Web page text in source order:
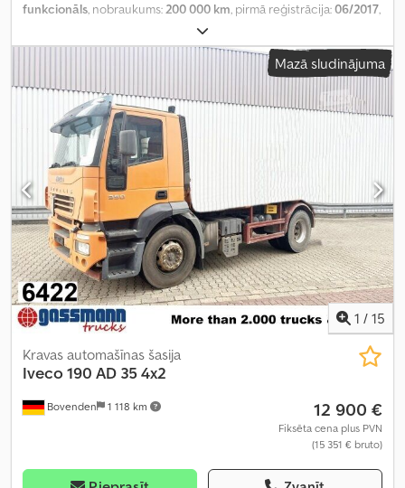
funkcionāls, nobraukums:200 000 km, pirmā reģistrācija:06/2017,
, kopējais svars:
konfigurācija:6x2, riteņu bāze:5 100 mm, degviela:dīzeļdegviela,
, pārnesuma veids:
automātisks
, emisijas klase:
tērauds-
, sēdvietu skaits:2, Aprīkojums:AdBlue, centrālā atslēga,
diferenciāļa bloķētājs, elektriskais logu regulators, elektriski
regulējams spogulis, gaisa kondicionēšana, kruīza kontrole,
stūres pastiprinātājs, vilces kontroles sistēma
Mazā sludinājuma
1 / 15
Bovenden 1 118 km
Kravas automašīnas šasija
Iveco190 AD 35 4x2
12 900 €
Fiksēta cena plus PVN
(15 351 € bruto)